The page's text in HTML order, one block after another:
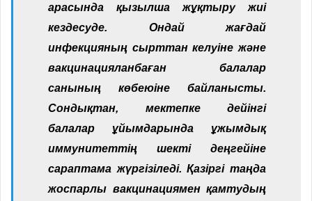
арасында қызылша жұқтыру жиі
кездесуде. Ондай жағдай
инфекцияның сырттан келуіне және
вакцинацияланбаған балалар
санының көбеюіне байланысты.
Сондықтан, мектепке дейінгі
балалар ұйымдарында ұжымдық
иммунитеттің шекті деңгейіне
сараптама жүргізіледі. Қазіргі таңда
жоспарлы вакцинациямен қамтудың